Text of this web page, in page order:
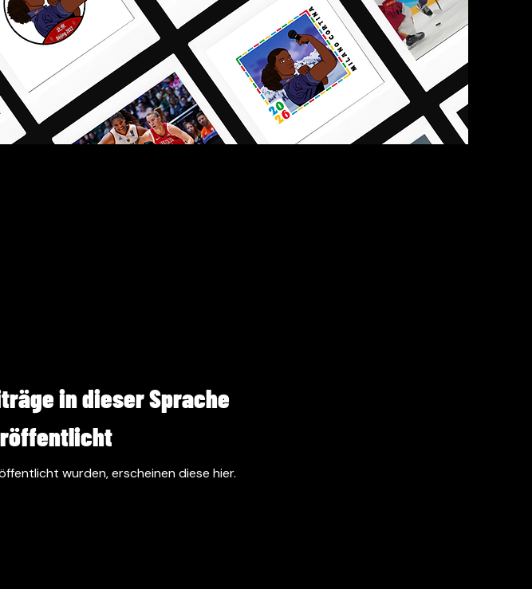
in dieser Sprache
wurden, erscheinen diese hier.